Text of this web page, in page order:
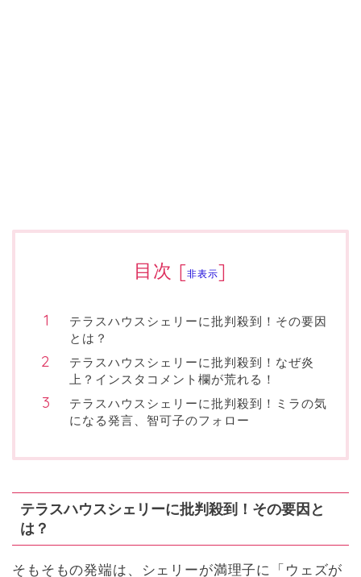
目次 [非表示]
テラスハウスシェリーに批判殺到！その要因
とは？
テラスハウスシェリーに批判殺到！なぜ炎
上？インスタコメント欄が荒れる！
テラスハウスシェリーに批判殺到！ミラの気
になる発言、智可子のフォロー
テラスハウスシェリーに批判殺到！その要因と
は？
そもそもの発端は、シェリーが満理子に「ウェズが